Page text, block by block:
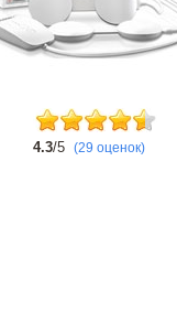
4.3/5 (29 оценок)